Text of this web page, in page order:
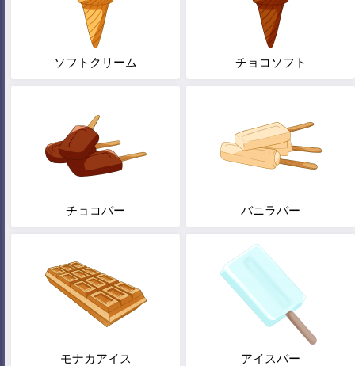
ソフトクリーム チョコソフト
チョコバー バニラバー
モナカアイス アイスバー